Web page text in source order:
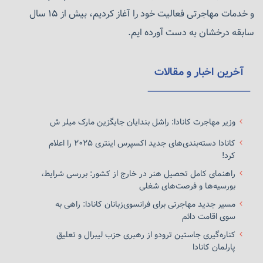
کسب‌وکار، توسعه زیرساخت‌های دیجیتال و سنتی، و
توسعه چارچوب‌های قانونی است.
توسط پاسخ‌دهندگان به عنوان قابل انطباق، پویا، مدرن،
پیشرو و پاسخگو دیده می‌شود.
۵. هدف اجتماعی: شامل بررسی میزان اهمیت کشور به
جنسیتی، آزادی‌های مذهبی، حقوق مالکیت، عدالت
اجتماعی و همچنین وجود نهادهای قابل اعتماد، توزیع
عادلانه قدرت سیاسی و برابری نژادی است.
آمادگی برای کسب‌وکار: بررسی می‌کند که کشور تا چه
حد از نظر بوروکراسی، فساد، هزینه‌های تولید پایین،
محیط مالیاتی مطلوب و شیوه‌های شفاف دولتی برای
کسب‌وکارها و شرکت‌های تأسیس شده مناسب است.
و خدمات مهاجرتی فعالیت خود را آغاز کردیم، بیش از ۱۵ سال
سابقه درخشان به دست آورده ایم.
آخرین اخبار و مقالات
وزیر مهاجرت کانادا: راشل بندایان جایگزین مارک میلر ش
کانادا دسته‌بندی‌های جدید اکسپرس اینتری ۲۰۲۵ را اعلام
کرد!
راهنمای کامل تحصیل هنر در خارج از کشور: بررسی شرایط،
بورسیه‌ها و فرصت‌های شغلی
مسیر جدید مهاجرتی برای فرانسوی‌زبانان کانادا: راهی به
سوی اقامت دائم
کناره‌گیری جاستین ترودو از رهبری حزب لیبرال و تعلیق
پارلمان کانادا